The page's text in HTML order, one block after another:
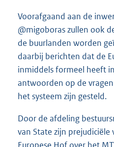
Voorafgaand aan de
@migoboras zullen ook
de buurlanden worden
daarbij berichten dat de
inmiddels formeel heeft
antwoorden op de
het systeem zijn gesteld.
Door de afdeling
van State zijn
Europese Hof over het